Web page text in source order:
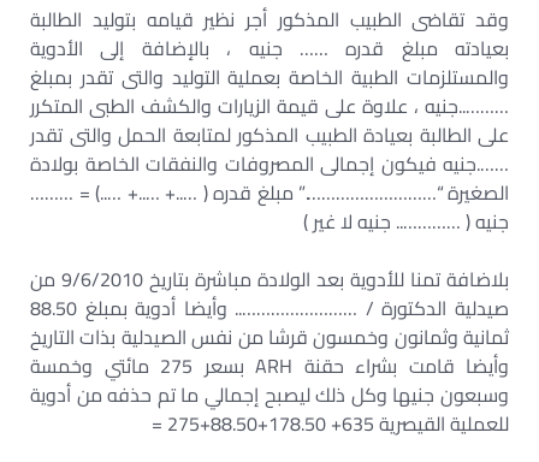
وقد تقاضى الطبيب المذكور أجر نظير قيامه بتوليد الطالبة
بعيادته مبلغ قدره …… جنيه ، بالإضافة إلى الأدوية
والمستلزمات الطبية الخاصة بعملية التوليد والتى تقدر بمبلغ
………..جنيه ، علاوة على قيمة الزيارات والكشف الطبى المتكرر
على الطالبة بعيادة الطبيب المذكور لمتابعة الحمل والتى تقدر
…….جنيه فيكون إجمالى المصروفات والنفقات الخاصة بولادة
الصغيرة “……………………….” مبلغ قدره ( …..+ …..+ …..) = ………
جنيه ( ………….. جنيه لا غير )
بلاضافة تمنا للأدوية بعد الولادة مباشرة بتاريخ 9/6/2010 من
صيدلية الدكتورة / …………………….. وأيضا أدوية بمبلغ 88.50
ثمانية وثمانون وخمسون قرشا من نفس الصيدلية بذات التاريخ
وأيضا قامت بشراء حقنة ARH بسعر 275 مائتي وخمسة
وسبعون جنيها وكل ذلك ليصبح إجمالي ما تم حذفه من أدوية
للعملية القيصرية 635+ 178.50+88.50+275 =